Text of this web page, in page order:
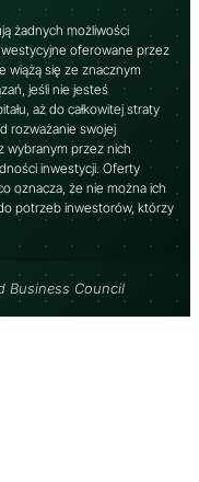
żadnych możliwości
oferowane przez
wiążą się ze znacznym
jeśli nie jesteś
aż do całkowitej straty
rozważanie swojej
wybranym przez nich
inwestycji. Oferty
oznacza, że ​​nie można ich
potrzeb inwestorów, którzy
Business Council